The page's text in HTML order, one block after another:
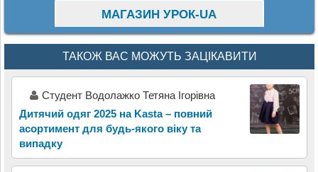
МАГАЗИН УРОК-UA
ТАКОЖ ВАС МОЖУТЬ ЗАЦІКАВИТИ
Студент Водолажко Тетяна Ігорівна
Дитячий одяг 2025 на Kasta – повний
асортимент для будь-якого віку та
випадку